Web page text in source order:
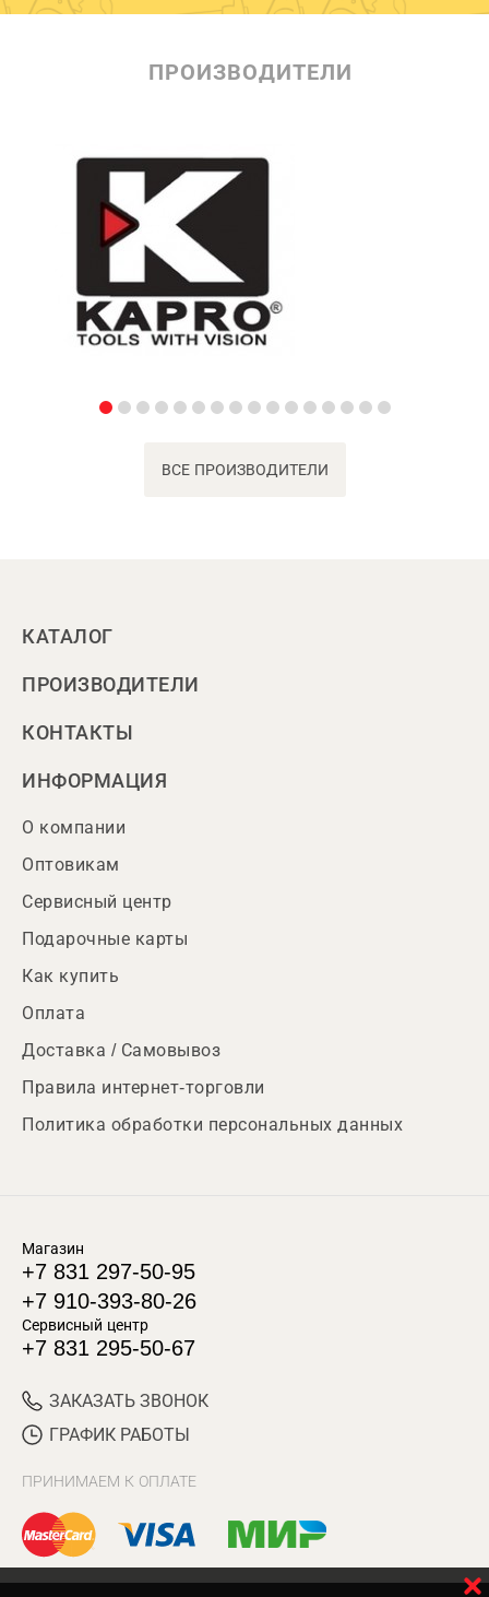
ПРОИЗВОДИТЕЛИ
ВСЕ ПРОИЗВОДИТЕЛИ
КАТАЛОГ
ПРОИЗВОДИТЕЛИ
КОНТАКТЫ
ИНФОРМАЦИЯ
О компании
Оптовикам
Сервисный центр
Подарочные карты
Как купить
Оплата
Доставка / Самовывоз
Правила интернет-торговли
Политика обработки персональных данных
Магазин
+7 831 297-50-95
+7 910-393-80-26
Сервисный центр
+7 831 295-50-67
ЗАКАЗАТЬ ЗВОНОК
ГРАФИК РАБОТЫ
ПРИНИМАЕМ К ОПЛАТЕ